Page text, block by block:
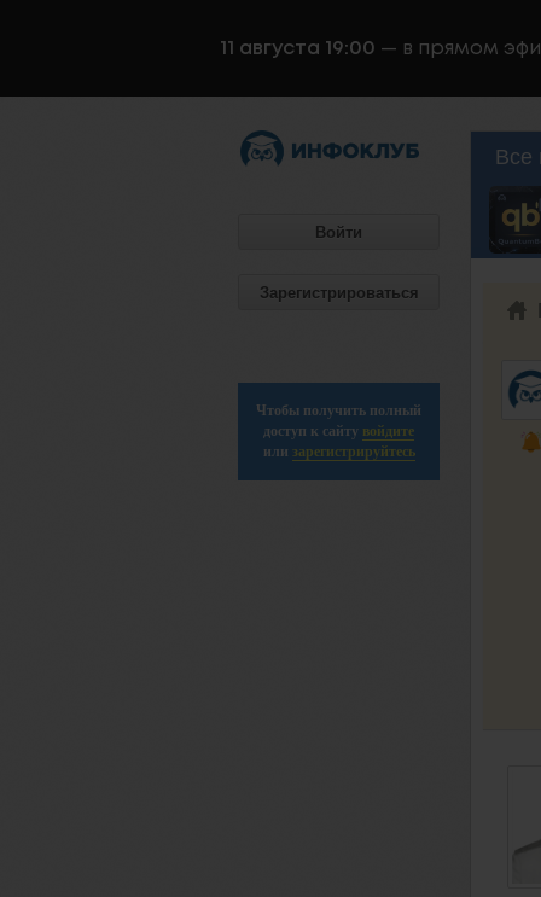
11 августа 19:00 — в прямом
Войти
Зарегистрироваться
Чтобы получить полный
доступ к сайту войдите
или зарегистрируйтесь
Все